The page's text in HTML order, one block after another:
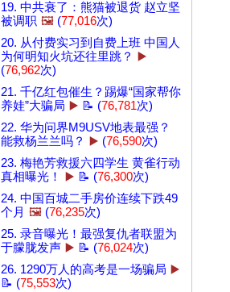
19. 中共衰了：熊猫被退货 赵立坚
被调职 🖼️ (77,016次)
20. 从付费实习到自费上班 中国人
为何明知火坑还往里跳？
▶️
(76,962次)
21. 千亿红包催生？踢爆“国家帮你
养娃”大骗局 ▶️ 📝 (76,781次)
22. 华为问界M9USV地表最强？
能救杨兰兰吗？
▶️ (76,590次)
23. 梅艳芳救援六四学生 黄雀行动
真相曝光！
▶️ 📝 (76,300次)
24. 中国百城二手房价连续下跌49
个月 🖼️ (76,235次)
25. 录音曝光！最强复仇者联盟为
于朦胧发声 ▶️ 📝 (76,024次)
26. 1290万人的高考是一场骗局 ▶️
📝 (75,553次)